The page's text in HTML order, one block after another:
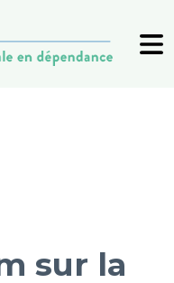
sur la